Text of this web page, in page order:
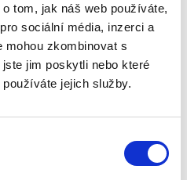
tom, jak náš web používáte,
sociální média, inzerci a
mohou zkombinovat s
jim poskytli nebo které
jejich služby.
profesní zkušenost jak
podnikatelů, tak z
právní úpravy...
Podjatost soudců v